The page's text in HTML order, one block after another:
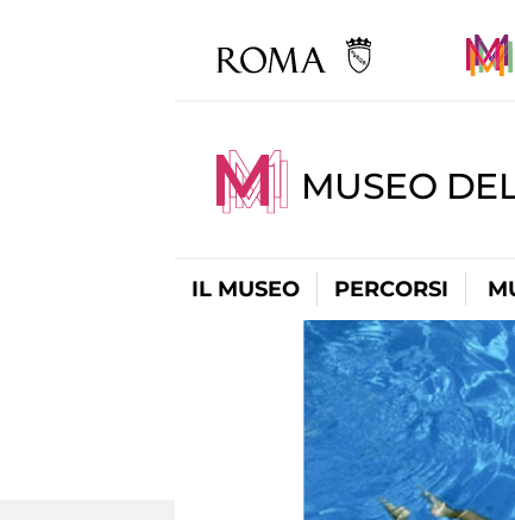
MUSEO
IL MUSEO PERCORSI